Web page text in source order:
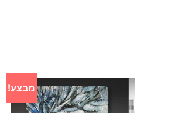
מבצע!